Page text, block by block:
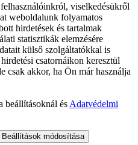
viselkedésükről
weboldalunk folyamatos
hirdetések és tartalmak
statisztikák elemzésére
külső szolgáltatókkal is
csatornáikon keresztül
csak akkor, ha Ön már használja
beállításoknál és Adatvédelmi
Beállítások módosítása